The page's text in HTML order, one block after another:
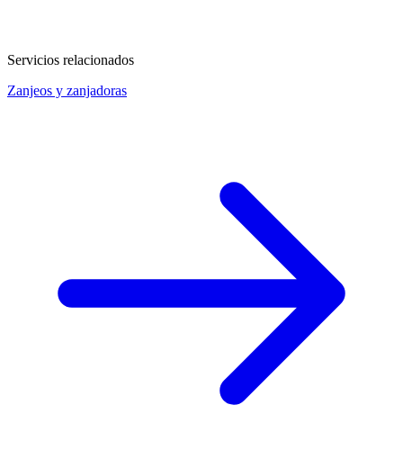
Servicios relacionados
Zanjeos y zanjadoras